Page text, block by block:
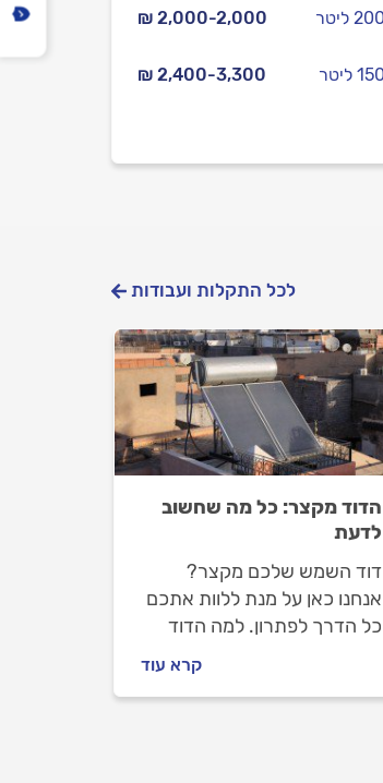
₪ 2,000-2,000
₪ 2,400-3,300
לכל התקלות ועבודות
הדוד מקצר: כל מה שחשוב
לדעת
דוד השמש שלכם מקצר?
אנחנו כאן על מנת ללוות אתכם
כל הדרך לפתרון. למה הדוד
שמזמינים טכנאי דודי שמש? כל
התשובות לפניכם.
קרא עוד